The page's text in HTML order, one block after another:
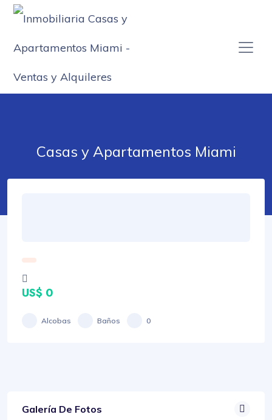
Casas y Apartamentos Miami
US$ 0
Alcobas Baños 0
Galería De Fotos